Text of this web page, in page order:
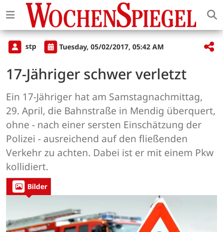
stp Tuesday, 05/02/2017, 05:42 AM
17-Jähriger schwer verletzt
Ein 17-Jähriger hat am Samstagnachmittag,
29. April, die Bahnstraße in Mendig überquert,
ohne - nach einer sersten Einschätzung der
Polizei - ausreichend auf den fließenden
Verkehr zu achten. Dabei ist er mit einem Pkw
kollidiert.
Bilder